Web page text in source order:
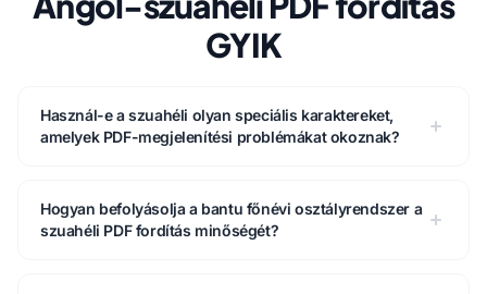
GYIK
Használ-e a szuahéli olyan speciális karaktereket,
amelyek PDF-megjelenítési problémákat okoznak?
Hogyan befolyásolja a bantu főnévi osztályrendszer a
szuahéli PDF fordítás minőségét?